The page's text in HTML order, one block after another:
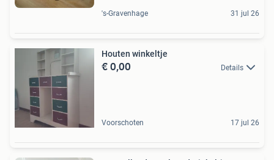
's-Gravenhage 31 jul 26
Houten winkeltje
€ 0,00 Details
Voorschoten 17 jul 26